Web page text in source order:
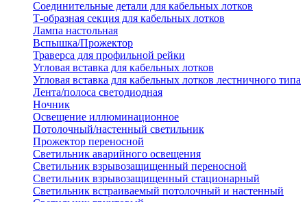
Соединительные детали для кабельных лотков
Т-образная секция для кабельных лотков
Лампа настольная
Вспышка/Прожектор
Траверса для профильной рейки
Угловая вставка для кабельных лотков
Угловая вставка для кабельных лотков лестничного типа
Лента/полоса светодиодная
Ночник
Освещение иллюминационное
Потолочный/настенный светильник
Прожектор переносной
Светильник аварийного освещения
Светильник взрывозащищенный переносной
Светильник взрывозащищенный стационарный
Светильник встраиваемый потолочный и настенный